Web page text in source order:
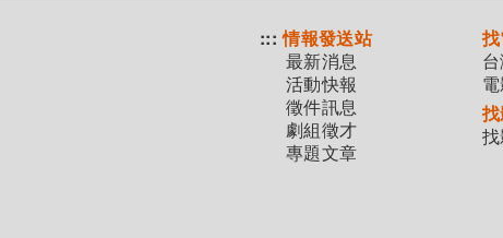
::: 情報發送站
最新消息
活動快報
徵件訊息
劇組徵才
專題文章